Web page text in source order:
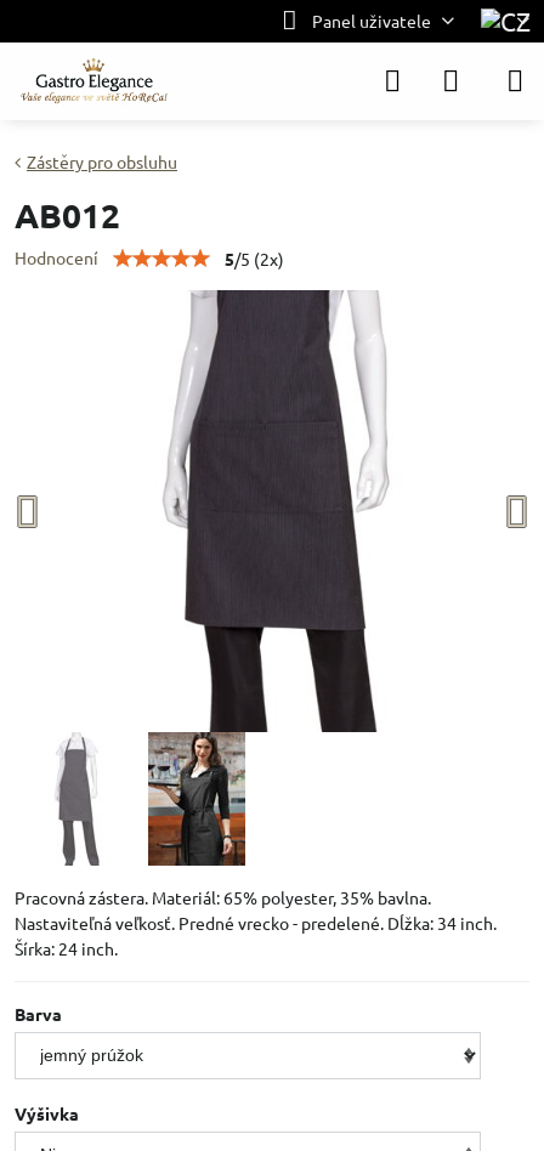
Panel uživatele
Zástěry pro obsluhu
AB012
Hodnocení 5/5 (2x)
Pracovná zástera. Materiál: 65% polyester, 35% bavlna.
Nastaviteľná veľkosť. Predné vrecko - predelené. Dĺžka: 34 inch.
Šírka: 24 inch.
Barva
Výšivka